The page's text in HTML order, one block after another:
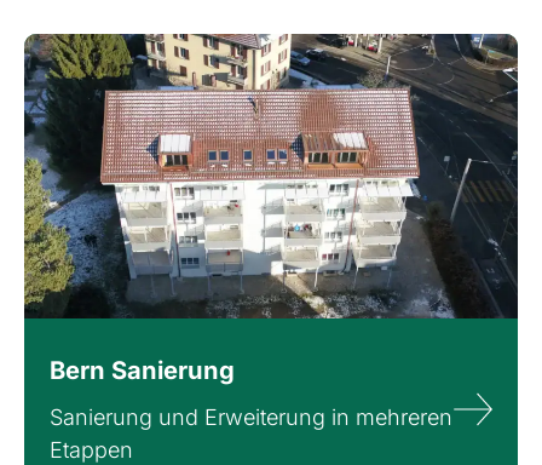
Bern Sanierung
Sanierung und Erweiterung in mehreren
Etappen